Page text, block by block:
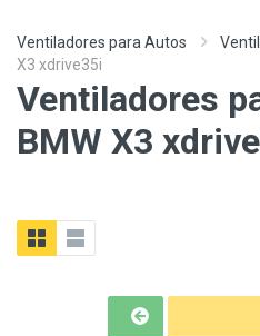
Ventiladores para Autos
X3 xdrive35i
Ventiladores
BMW X3